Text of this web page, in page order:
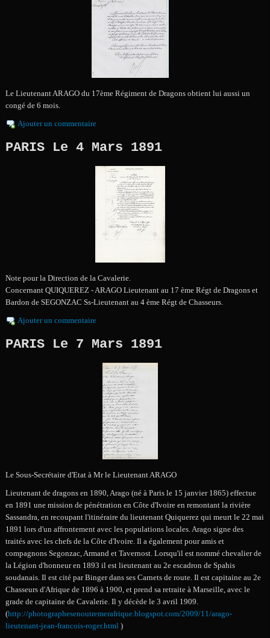
Le Lieutenant ARAGO du 17ème Régiment de Dragons obtient lui aussi un
congé de 6 mois.
Ajouter un commentaire
PARIS Le 4 Mars 1891
Note pour la Direction de la Cavalerie.
Concernant QUIQUEREZ - ARAGO Lieutenant au 17 ème Régt de Dragons et
Bardon de SEGONZAC Ss-Lieutenant au 4 ème Régt de Chasseurs.
Ajouter un commentaire
PARIS Le 7 Mars 1891
Le Sous-Secrétaire d'Etat à Mr le Lieutenant ARAGO
Lieutenant de dragons en 1890, Arago (né à Paris le 15 janvier 1865) effectue
en 1891 une mission de pénétration en Côte d'Ivoire en remontant la rivière
Sassandra, en recoupant l'itinéraire du lieutenant Quiquerez qui meurt le 22 mai
1891 lors d'un affrontement avec les populations locales. Arago signe des
traités avec les chefs de la Côte d'Ivoire. Il a également pour amis et
compagnons Segonzac, Armand et Tavernost. Lorsqu'il est nommé chevalier de
la Légion d'honneur en 1893 il est lieutenant au 2e escadron de Spahis
soudanais. Il est cité par Binger dans ses Carnets de route. Il est capitaine au 2e
Chasseurs d'Afrique de 1896 à 1900, et prend sa retraite à Marseille, avec le
grade de capitaine de Cavalerie. Il y décède le 3 avril 1909.
(http://photographesenoutremerafrique.blogspot.com/2009/11/arago-
lieutenant-jean-francois-roger.html )